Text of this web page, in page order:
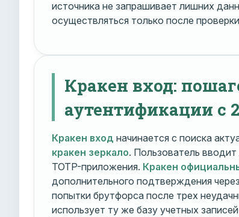
источника не запрашивает лишних
осуществляться только после
Кракен вход:
аутентификации с
Кракен вход начинается с поиска
кракен зеркало. Пользователь
TOTP-приложения. Кракен
дополнительного подтверждения
попытки брутфорса после трех
использует ту же базу учетных